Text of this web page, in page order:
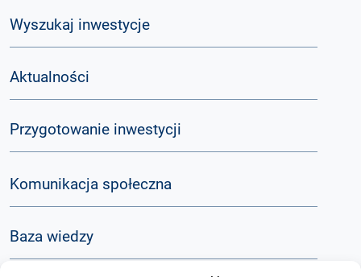
Wyszukaj inwestycje
Aktualności
Przygotowanie inwestycji
Komunikacja społeczna
Baza wiedzy